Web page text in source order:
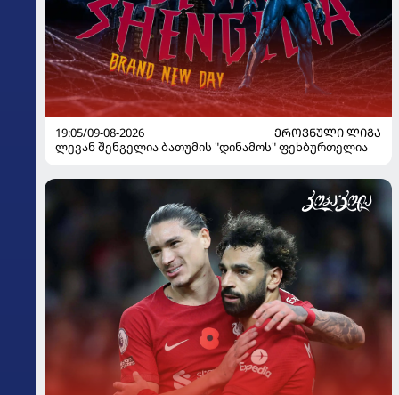
19:05/09-08-2026
ᲔᲠᲝᲕᲜᲣᲚᲘ ᲚᲘᲒᲐ
ლევან შენგელია ბათუმის "დინამოს" ფეხბურთელია